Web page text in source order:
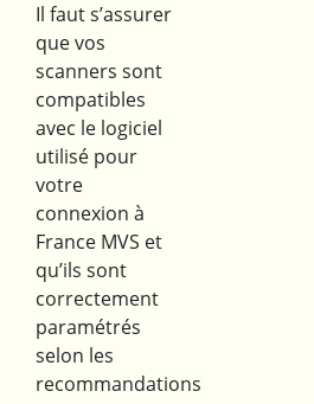
Il faut s’assurer
que vos
scanners sont
compatibles
avec le logiciel
utilisé pour
votre
connexion à
France MVS et
qu’ils sont
correctement
paramétrés
selon les
recommandations